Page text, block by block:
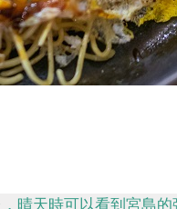
晴天時可以看到宮島